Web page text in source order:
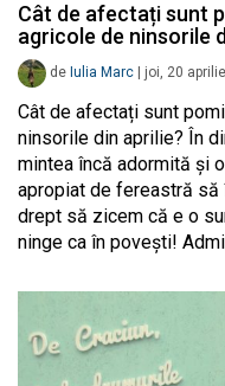
Cât de afectați sunt
agricole de ninsorile
de Iulia Marc joi, 20
Cât de afectați sunt
ninsorile din aprilie? În
mintea încă adormită și
apropiat de fereastră să
drept să zicem că e o
ninge ca în povești!